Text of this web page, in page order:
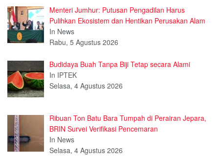
Menteri Jumhur: Putusan Pengadilan Harus
Pulihkan Ekosistem dan Hentikan Perusakan Alam
In News
Rabu, 5 Agustus 2026
Budidaya Buah Tanpa Biji Tetap secara Alami
In IPTEK
Selasa, 4 Agustus 2026
Ribuan Ton Batu Bara Tumpah di Perairan Jepara,
BRIN Survei Verifikasi Pencemaran
In News
Selasa, 4 Agustus 2026